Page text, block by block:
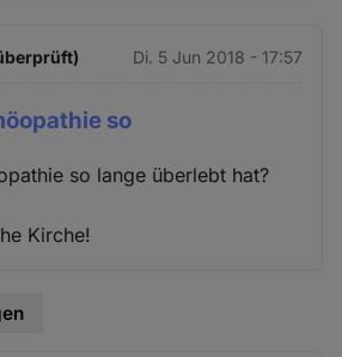
Di. 5 Jun 2018 - 17:57
so
so lange überlebt hat?
Kirche!